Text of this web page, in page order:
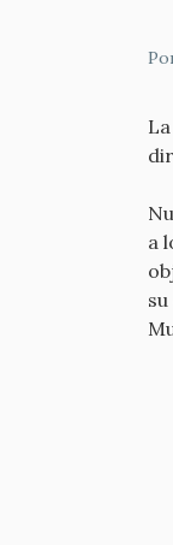
a